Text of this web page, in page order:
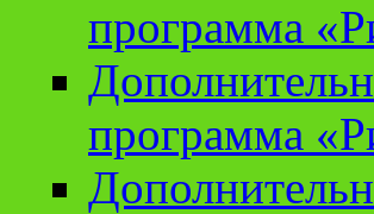
программа
программа